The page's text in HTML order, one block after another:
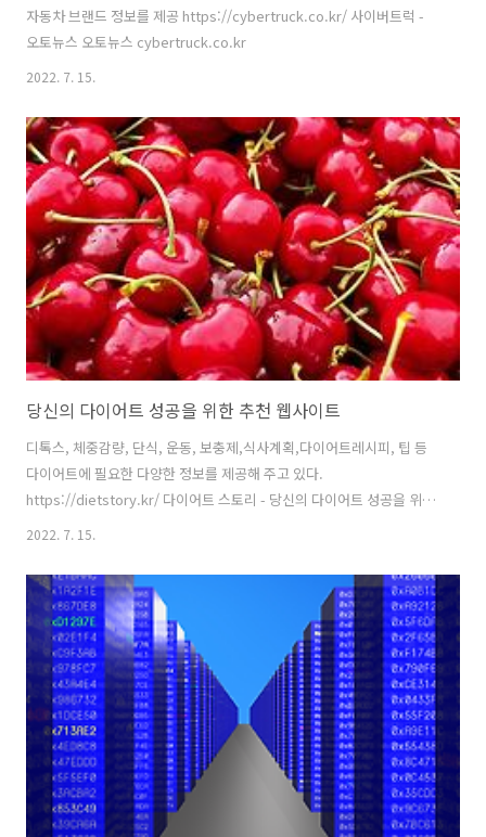
자동차 브랜드 정보를 제공 https://cybertruck.co.kr/ 사이버트럭 -
오토뉴스 오토뉴스 cybertruck.co.kr
2022. 7. 15.
당신의 다이어트 성공을 위한 추천 웹사이트
디톡스, 체중감량, 단식, 운동, 보충제,식사계획,다이어트레시피, 팁 등
다이어트에 필요한 다양한 정보를 제공해 주고 있다.
https://dietstory.kr/ 다이어트 스토리 - 당신의 다이어트 성공을 위한
이야기 당신의 다이어트 성공을 위한 이야기 - 디톡스/체중감량/단식/운
2022. 7. 15.